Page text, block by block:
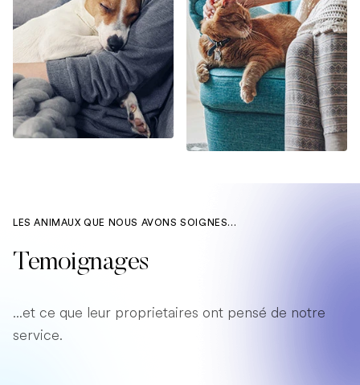
LES ANIMAUX QUE NOUS AVONS SOIGNES...
Temoignages
...et ce que leur proprietaires ont pensé de notre
service.